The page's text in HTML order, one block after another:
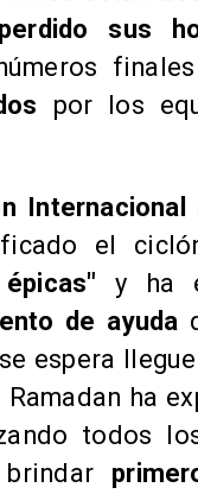
perdido sus
finales
por los
Internacional
el
épicas"y ha
de ayuda
espera
Ramadan ha
todos